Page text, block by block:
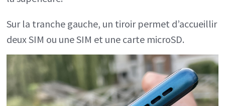
Sur la tranche gauche, un tiroir permet d’accueillir
deux SIM ou une SIM et une carte microSD.